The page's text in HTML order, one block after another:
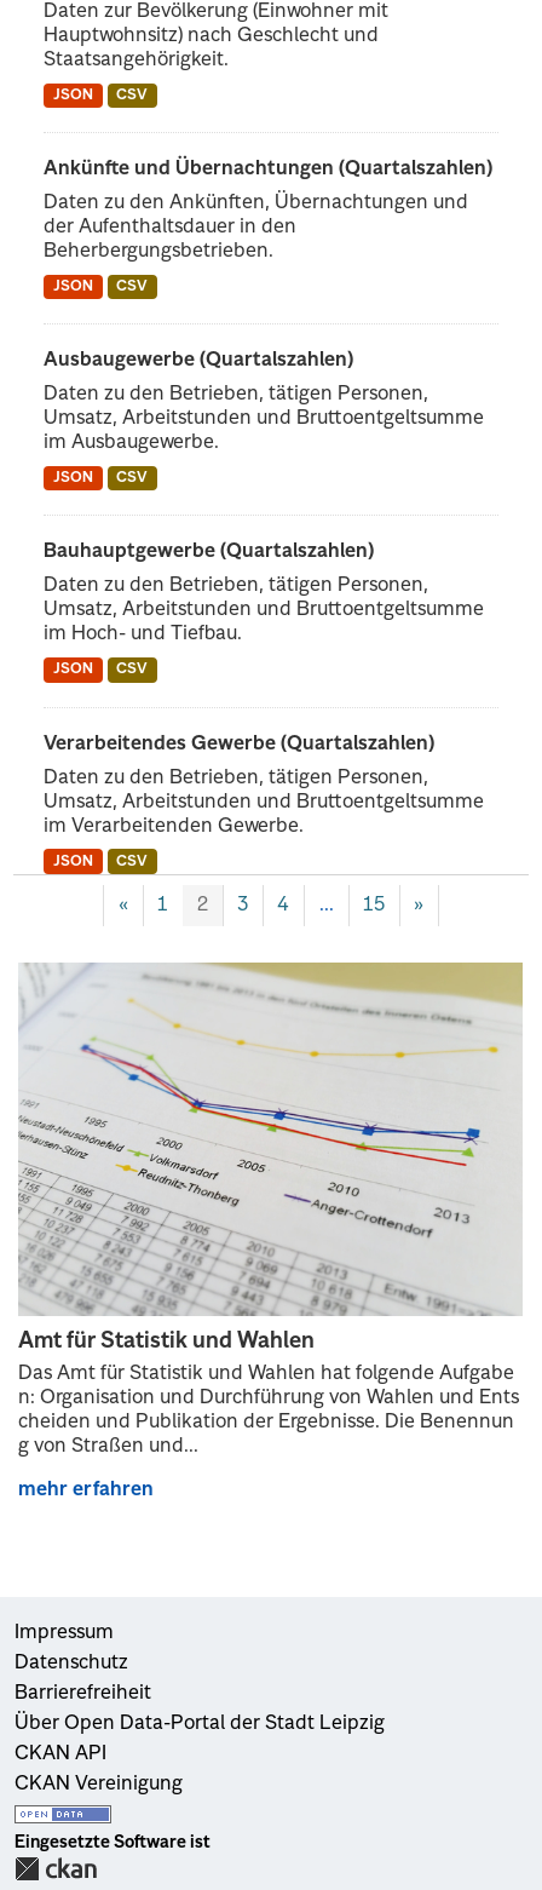
Amt für Statistik und Wahlen
Das Amt für Statistik und Wahlen hat folgende Aufgabe
n: Organisation und Durchführung von Wahlen und Ents
cheiden und Publikation der Ergebnisse. Die Benennun
g von Straßen und...
mehr erfahren
Daten zur Bevölkerung (Einwohner mit
Hauptwohnsitz) nach Geschlecht und
Staatsangehörigkeit.
JSON CSV
Ankünfte und Übernachtungen (Quartalszahlen)
Daten zu den Ankünften, Übernachtungen und
der Aufenthaltsdauer in den
Beherbergungsbetrieben.
JSON CSV
Ausbaugewerbe (Quartalszahlen)
Daten zu den Betrieben, tätigen Personen,
Umsatz, Arbeitstunden und Bruttoentgeltsumme
im Ausbaugewerbe.
JSON CSV
Bauhauptgewerbe (Quartalszahlen)
Daten zu den Betrieben, tätigen Personen,
Umsatz, Arbeitstunden und Bruttoentgeltsumme
im Hoch- und Tiefbau.
JSON CSV
Verarbeitendes Gewerbe (Quartalszahlen)
Daten zu den Betrieben, tätigen Personen,
Umsatz, Arbeitstunden und Bruttoentgeltsumme
im Verarbeitenden Gewerbe.
JSON CSV
« 1 2 3 4 ... 15 »
Impressum
Datenschutz
Barrierefreiheit
Über Open Data-Portal der Stadt Leipzig
CKAN API
CKAN Vereinigung
Eingesetzte Software ist